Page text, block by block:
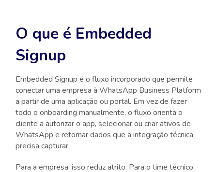
O que é Embedded
Signup
Embedded Signup é o fluxo incorporado que permite
conectar uma empresa à WhatsApp Business Platform
a partir de uma aplicação ou portal. Em vez de fazer
todo o onboarding manualmente, o fluxo orienta o
cliente a autorizar o app, selecionar ou criar ativos de
WhatsApp e retornar dados que a integração técnica
precisa capturar.
Para a empresa, isso reduz atrito. Para o time técnico,